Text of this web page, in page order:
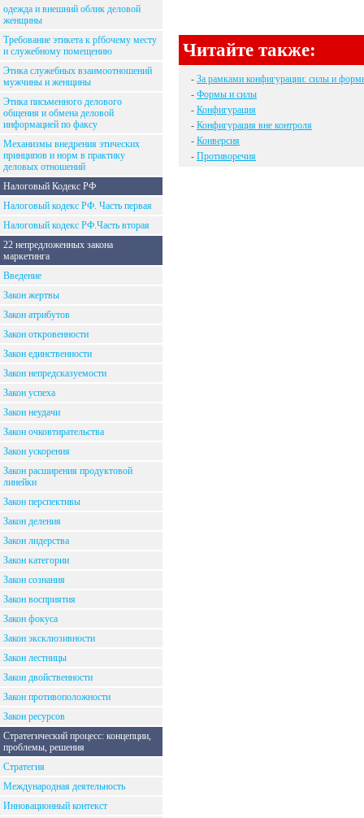
одежда и внешний облик деловой
женщины
Требование этикета к рfбочему месту
и служебному помещению
Этика служебных взаимоотношений
мужчины и женщины
Этика письменного делового
общения и обмена деловой
информацией по факсу
Механизмы внедрения этических
принципов и норм в практику
деловых отношений
Налоговый Кодекс РФ
Налоговый кодекс РФ. Часть первая
Налоговый кодекс РФ.Часть вторая
22 непредложенных закона
маркетинга
Введение
Закон жертвы
Закон атрибутов
Закон откровенности
Закон единственности
Закон непредсказуемости
Закон успеха
Закон неудачи
Закон очковтирательства
Закон ускорения
Закон расширения продуктовой
линейки
Закон перспективы
Закон деления
Закон лидерства
Закон категории
Закон сознания
Закон восприятия
Закон фокуса
Закон эксклюзивности
Закон лестницы
Закон двойственности
Закон противоположности
Закон ресурсов
Стратегический процесс: концепции,
проблемы, решения
Стратегия
Международная деятельность
Инновационный контекст
Читайте также:
- За рамками конфигурации: силы и
- Формы и силы
- Конфигурация
- Конфигурация вне контроля
- Конверсия
- Противоречия